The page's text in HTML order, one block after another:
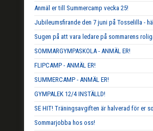
Anmäl er till Summercamp vecka 25!
Jubileumsfirande den 7 juni på Tosselilla -
Sugen på att vara ledare på sommarens
SOMMARGYMPASKOLA - ANMÄL ER!
FLIPCAMP - ANMÄL ER!
SUMMERCAMP - ANMÄL ER!
GYMPALEK 12/4 INSTÄLLD!
SE HIT! Träningsavgiften är halverad för er
Sommarjobba hos oss!